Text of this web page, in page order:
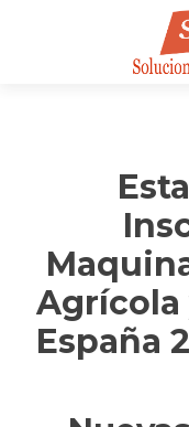
Agrícola
España